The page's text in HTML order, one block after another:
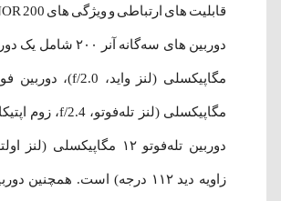
قابلیت های ارتباطی و ویژگی های HONOR 200 است.
زاویه دید ۱۱۲ درجه) است. همچنین